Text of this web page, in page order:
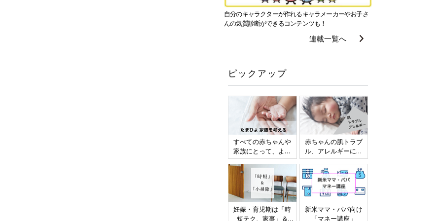
自分のキャラクターが作れるキャラメーカーやお子さ
んの気質診断ができるコンテンツも！
連載一覧へ
ピックアップ
すべての赤ちゃんや
家族にとって、より
よい社会・環境とな
ることをめざしてさ
まざまな課題を取材
し、発信していきま
す
赤ちゃんの肌トラブ
ル、アレルギーにつ
いて
妊娠・育児期は「時
短テク、家事」＆
新米ママ・パパ向け
「マネー講座」